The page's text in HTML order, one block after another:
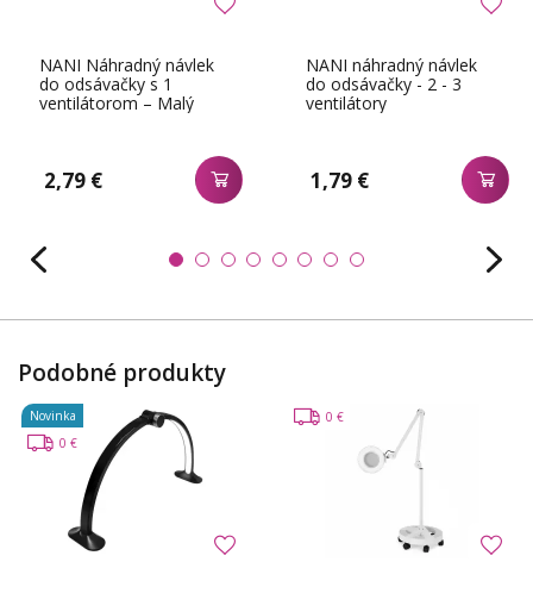
NANI Náhradný návlek
do odsávačky s 1
ventilátorom – Malý
2,79 €
NANI náhradný návlek
do odsávačky - 2 - 3
ventilátory
1,79 €
Podobné produkty
Novinka
0 €
0 €